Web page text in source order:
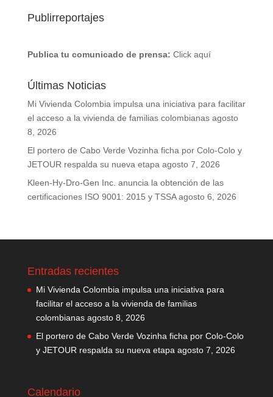
Publirreportajes
Publica tu comunicado de prensa: Click aquí
Últimas Noticias
Mi Vivienda Colombia impulsa una iniciativa para facilitar
el acceso a la vivienda de familias colombianas agosto
8, 2026
El portero de Cabo Verde Vozinha ficha por Colo-Colo y
JETOUR respalda su nueva etapa agosto 7, 2026
Kleen-Hy-Dro-Gen Inc. anuncia la obtención de las
certificaciones ISO 9001: 2015 y TSSA agosto 6, 2026
Entradas recientes
Mi Vivienda Colombia impulsa una iniciativa para
facilitar el acceso a la vivienda de familias
colombianas agosto 8, 2026
El portero de Cabo Verde Vozinha ficha por Colo-Colo
y JETOUR respalda su nueva etapa agosto 7, 2026
Calendario